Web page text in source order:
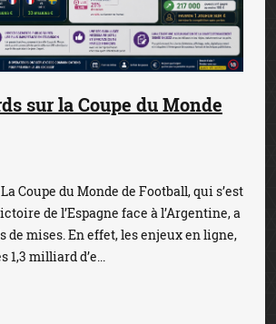
sur la Coupe du Monde
Coupe du Monde de Football, qui s’est
de l’Espagne face à l’Argentine, a
de mises. En effet, les enjeux en ligne,
1,3 milliard d’e...